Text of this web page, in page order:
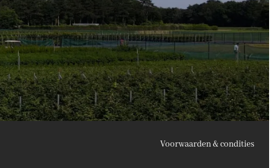
Voorwaarden & condities